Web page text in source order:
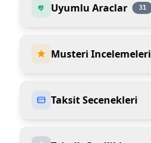
Uyumlu Araclar 31
Musteri Incelemeleri
Taksit Secenekleri